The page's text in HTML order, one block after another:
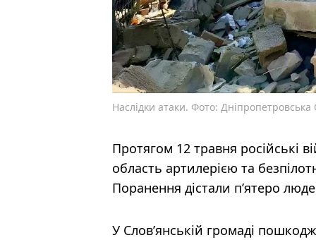
Наслідки атаки. Фото:
Протягом 12 травня російські
область артилерією та
Поранення дістали п’ятеро
У Слов’янській громаді